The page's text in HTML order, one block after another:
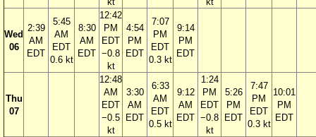
Wed
06
2:39
AM
EDT
5:45
AM
EDT
0.6 kt
8:30
AM
EDT
12:42
PM
EDT
−0.8
kt
4:54
PM
EDT
7:07
PM
EDT
0.3 kt
9:14
PM
EDT
Thu
07
12:48
AM
EDT
−0.5
kt
3:30
AM
EDT
6:33
AM
EDT
0.5 kt
9:12
AM
EDT
1:24
PM
EDT
−0.8
kt
5:26
PM
EDT
7:47
PM
EDT
0.3 kt
10:01
PM
EDT